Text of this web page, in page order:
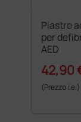
Piastre
per
AED
42,90
(Prezzo i.e.)